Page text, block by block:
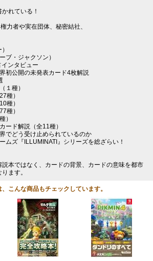
れている！
力者や実在団体、秘密結社、
ブ・ジャクソン）
ンタビュー
初公開の未発表カード4枚解説
１種）
種）
種）
種）
）
ード解説（全11種）
でどう受け止められているのか
ムズ『ILLUMINATI』シリーズを総ざらい！
本ではなく、カードの背景、カードの意味を都市
ます。
こんな商品もチェックしています。